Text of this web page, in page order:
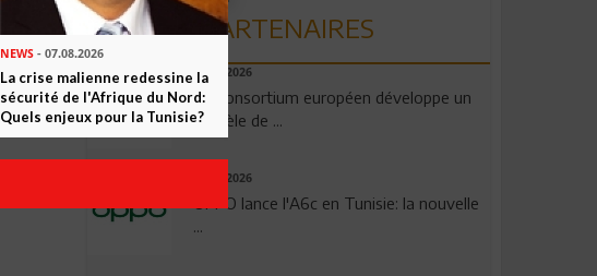
PARTENAIRES
06.08.2026
Un consortium européen développe un
modèle de ...
04.08.2026
OPPO lance l'A6c en Tunisie: la nouvelle
...
NEWS- 07.08.2026
La crise malienne redessine la
sécurité de l'Afrique du Nord:
Quels enjeux pour la Tunisie?